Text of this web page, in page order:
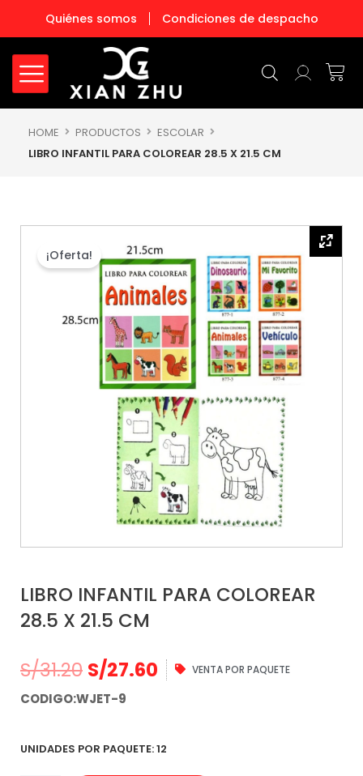
contenido
Quiénes somos Condiciones de despacho
HOME PRODUCTOS
ESCOLAR
LIBRO INFANTIL PARA COLOREAR 28.5 X 21.5 CM
¡Oferta!
LIBRO INFANTIL PARA COLOREAR
28.5 X 21.5 CM
S/31.20 S/27.60 VENTA POR PAQUETE
CODIGO:WJET-9
UNIDADES POR PAQUETE: 12